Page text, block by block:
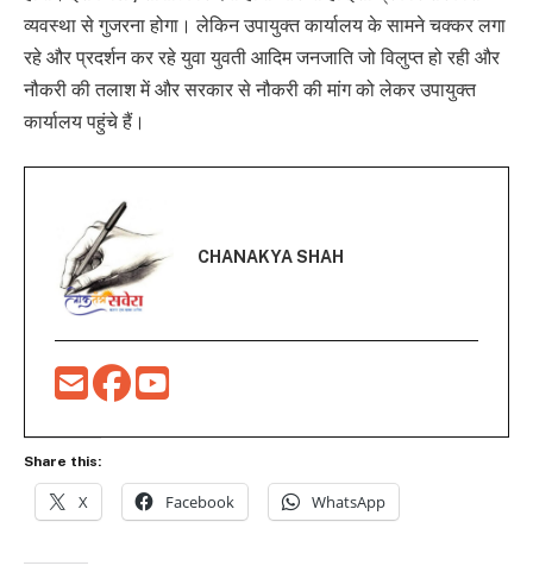
व्यवस्था से गुजरना होगा। लेकिन उपायुक्त कार्यालय के सामने चक्कर लगा
रहे और प्रदर्शन कर रहे युवा युवती आदिम जनजाति जो विलुप्त हो रही और
नौकरी की तलाश में और सरकार से नौकरी की मांग को लेकर उपायुक्त
कार्यालय पहुंचे हैं।
CHANAKYA SHAH
Share this:
X Facebook WhatsApp